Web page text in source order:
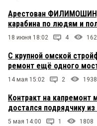
Есть ещё
Хотя её
минздраве.
заказ все же
Что ни
с вертолета,
одиночку
Арестован
карабина по людям и
18 июня 18:02 4
С крупной омской
ремонт ещё одного
14 мая 15:02 2 1938
Контракт на капремонт
достался подрядчику
5 мая 14:00 1 1808